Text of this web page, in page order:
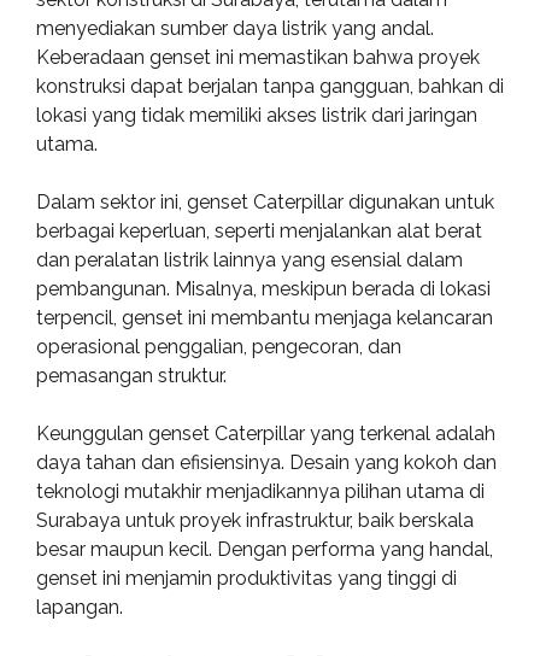
menyediakan sumber daya listrik yang andal.
Keberadaan genset ini memastikan bahwa proyek
konstruksi dapat berjalan tanpa gangguan, bahkan di
lokasi yang tidak memiliki akses listrik dari jaringan
utama.
Dalam sektor ini, genset Caterpillar digunakan untuk
berbagai keperluan, seperti menjalankan alat berat
dan peralatan listrik lainnya yang esensial dalam
pembangunan. Misalnya, meskipun berada di lokasi
terpencil, genset ini membantu menjaga kelancaran
operasional penggalian, pengecoran, dan
pemasangan struktur.
Keunggulan genset Caterpillar yang terkenal adalah
daya tahan dan efisiensinya. Desain yang kokoh dan
teknologi mutakhir menjadikannya pilihan utama di
Surabaya untuk proyek infrastruktur, baik berskala
besar maupun kecil. Dengan performa yang handal,
genset ini menjamin produktivitas yang tinggi di
lapangan.